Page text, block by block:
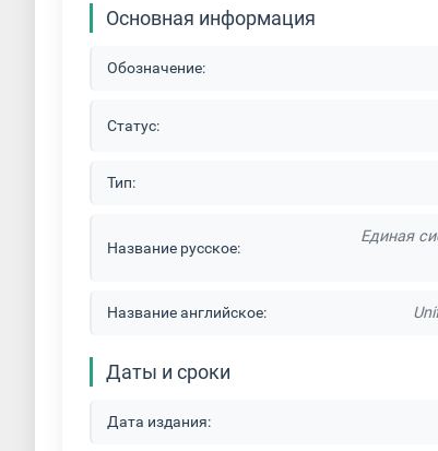
Оборудование для термодиффузионного
Оборудование для цинкования металла
Химическое и гальваническое
Основная информация
Обозначение:
Статус:
Тип:
Название русское:
Единая
Название английское:
Даты и сроки
Дата издания: